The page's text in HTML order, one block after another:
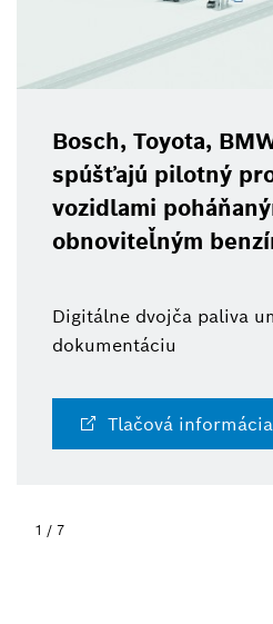
BMW a Repsol
projekt s
100 %
benzínom
paliva umožňuje digitálnu
informácia
22. 7. 2026 |
2 / 7